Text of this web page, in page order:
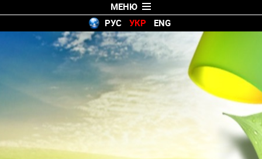
МЕНЮ
РУС
УКР ENG